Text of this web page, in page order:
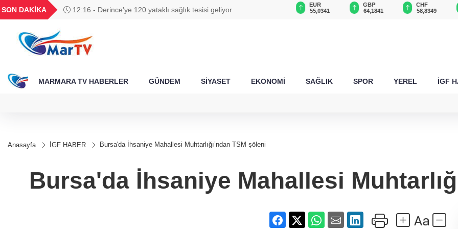
SON DAKİKA 12:16 - Derince'ye 120 yataklı sağlık tesisi geliyor
BGN
27,9743
0,0018
6.605,94
13.780,17
EUR
55,0341
GBP
64,1841
CHF
58,8349
MARMARA TV HABERLER GÜNDEM SİYASET EKONOMİ SAĞLIK SPOR YEREL İGF
Anasayfa İGF HABER Bursa'da İhsaniye Mahallesi Muhtarlığı’ndan TSM şöleni
Bursa'da İhsaniye Mahallesi